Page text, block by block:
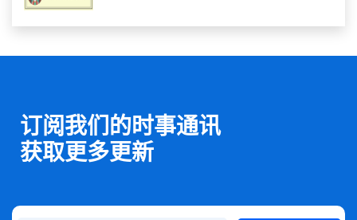
订阅我们的时事通讯
获取更多更新